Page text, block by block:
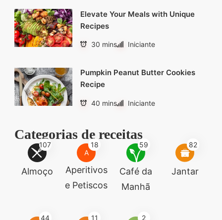
Elevate Your Meals with Unique
Recipes
30 mins Iniciante
Pumpkin Peanut Butter Cookies
Recipe
40 mins Iniciante
Categorias de receitas
107
Almoço
A
18
Aperitivos
e Petiscos
59
Café da
Manhã
82
Jantar
44 11 2